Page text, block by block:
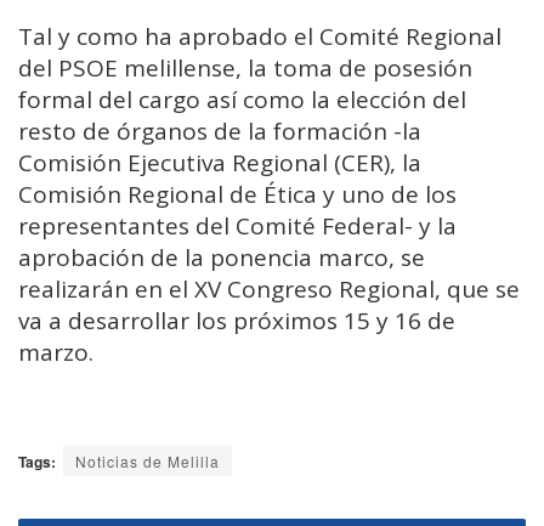
Tal y como ha aprobado el Comité Regional
del PSOE melillense, la toma de posesión
formal del cargo así como la elección del
resto de órganos de la formación -la
Comisión Ejecutiva Regional (CER), la
Comisión Regional de Ética y uno de los
representantes del Comité Federal- y la
aprobación de la ponencia marco, se
realizarán en el XV Congreso Regional, que se
va a desarrollar los próximos 15 y 16 de
marzo.
Tags: Noticias de Melilla